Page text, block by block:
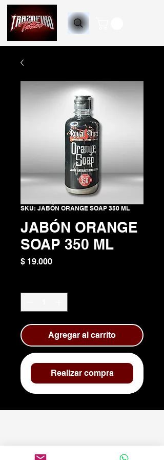
SKU: JABÓN ORANGE SOAP 350 ML
JABÓN ORANGE
SOAP 350 ML
$ 19.000Precio
Agregar al carrito
Realizar compra